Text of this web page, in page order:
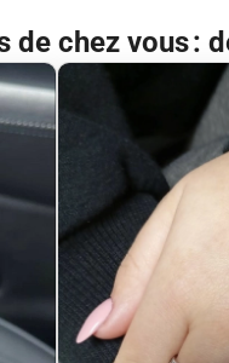
de chez vous :